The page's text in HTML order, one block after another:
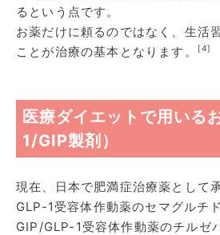
るという点です。
お薬だけに頼るのではなく、生活
ことが治療の基本となります。
[4]
医療ダイエットで用いる
1/GIP製剤）
現在、日本で肥満症治療薬として
GLP-1受容体作動薬のセマグルチ
GIP/GLP-1受容体作動薬のチルゼ